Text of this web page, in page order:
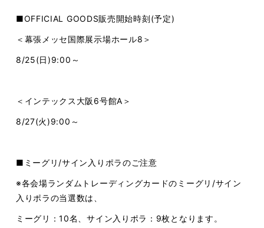
■OFFICIAL GOODS販売開始時刻(予定)
＜幕張メッセ国際展示場ホール8＞
8/25(日)9:00～
＜インテックス大阪6号館A＞
8/27(火)9:00～
■ミーグリ/サイン入りポラのご注意
※各会場ランダムトレーディングカードのミーグリ/サイン
入りポラの当選数は、
ミーグリ：10名、サイン入りポラ：9枚となります。